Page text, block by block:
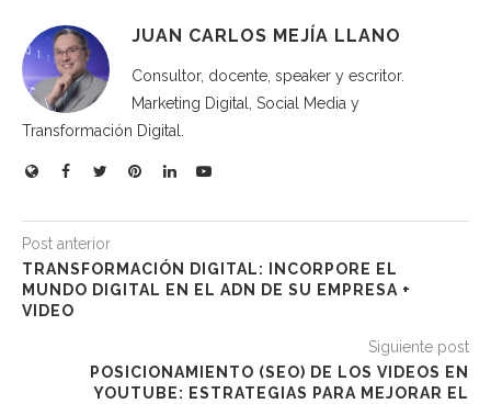
JUAN CARLOS MEJÍA LLANO
Consultor, docente, speaker y escritor.
Marketing Digital, Social Media y
Transformación Digital.
Post anterior
TRANSFORMACIÓN DIGITAL: INCORPORE EL
MUNDO DIGITAL EN EL ADN DE SU EMPRESA +
VIDEO
Siguiente post
POSICIONAMIENTO (SEO) DE LOS VIDEOS EN
YOUTUBE: ESTRATEGIAS PARA MEJORAR EL